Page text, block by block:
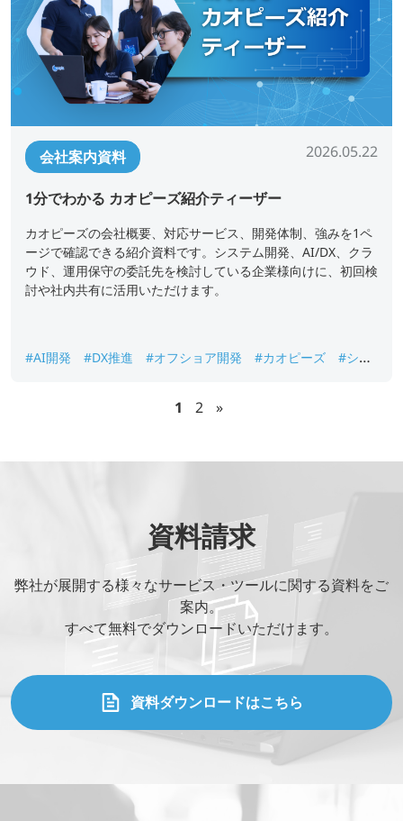
会社案内資料 2026.05.22
1分でわかる カオピーズ紹介ティーザー
カオピーズの会社概要、対応サービス、開発体制、強みを1ペ
ージで確認できる紹介資料です。システム開発、AI/DX、クラ
ウド、運用保守の委託先を検討している企業様向けに、初回検
討や社内共有に活用いただけます。
#AI開発 #DX推進 #オフショア開発 #カオピーズ
#シス
1 2 »
資料請求
弊社が展開する様々なサービス・ツールに関する資料をご
案内。
すべて無料でダウンロードいただけます。
資料ダウンロードはこちら